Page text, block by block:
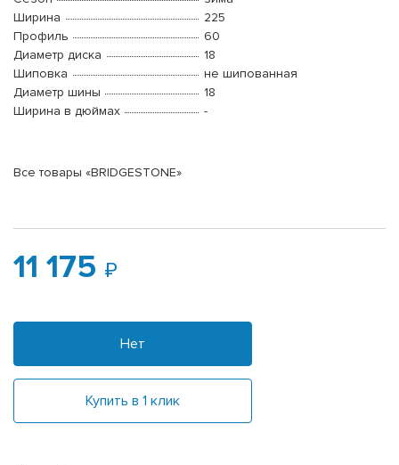
Ширина
225
Профиль
60
Диаметр диска
18
Шиповка
не шипованная
Диаметр шины
18
Ширина в дюймах
-
Все товары «BRIDGESTONE»
11 175
Нет
Купить в 1 клик